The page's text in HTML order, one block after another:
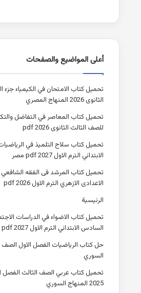
أعلى المواضيع والصفحات
تحميل كتاب الامتحان في الكيمياء جزء
الثانوى 2026 المنهاج المصري
تحميل كتاب المعاصر في التفاضل
للصف الثالث الثانوى 2026 pdf
تحميل كتاب سلاح التلميذ في
الابتدائي الترم الاول 2027 pdf مصر
تحميل كتاب المرشد فى الفقه
الاعدادى الازهري الترم الاول 2026 pdf
الرئيسية
تحميل كتاب الاضواء في الدراسات
السادس الابتدائي الترم الاول 2027 pdf
حل كتاب الرياضيات الفصل الاول
السوري
تحميل كتاب عربي الصف الثالث الفصل
2025 المنهاج السوري